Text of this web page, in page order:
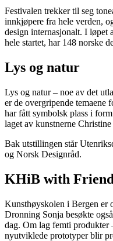
Festivalen trekker til seg
innkjøpere fra hele verden,
design internasjonalt. I løpet
hele startet, har 148 norske
Lys og natur
Lys og natur – noe av det
er de overgripende temaene
har fått symbolsk plass i
laget av kunstnerne
Bak utstillingen står
og Norsk Designråd.
KHiB with
Kunsthøyskolen i Bergen er
Dronning Sonja besøkte
dag. Om lag femti produkter
nyutviklede prototyper blir